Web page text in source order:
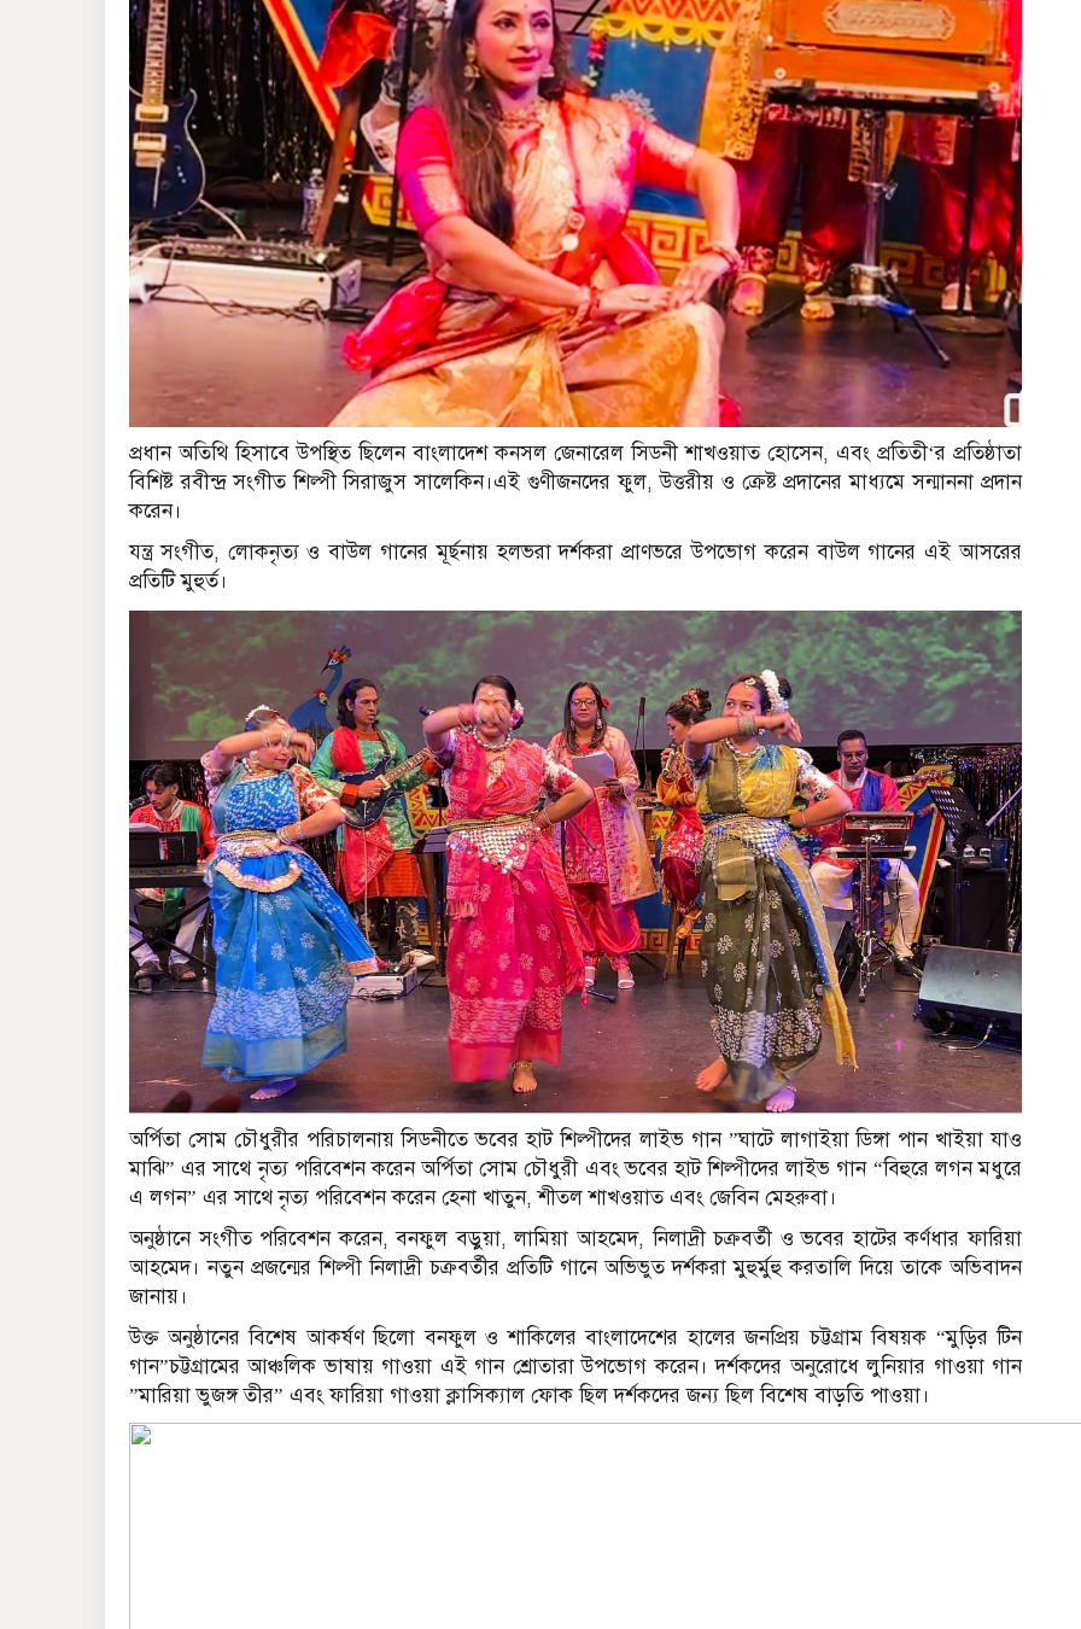
প্রধান অতিথি হিসাবে উপস্থিত ছিলেন বাংলাদেশ কনসল জেনারেল সিডনী শাখওয়াত হোসেন, এবং প্রতিতী‘র প্রতিষ্ঠাতা
বিশিষ্ট রবীন্দ্র সংগীত শিল্পী সিরাজুস সালেকিন।এই গুণীজনদের ফুল, উত্তরীয় ও ক্রেষ্ট প্রদানের মাধ্যমে সন্মাননা প্রদান
করেন।
যন্ত্র সংগীত, লোকনৃত্য ও বাউল গানের মূর্ছনায় হলভরা দর্শকরা প্রাণভরে উপভোগ করেন বাউল গানের এই আসরের
প্রতিটি মুহুর্ত।
অর্পিতা সোম চৌধুরীর পরিচালনায় সিডনীতে ভবের হাট শিল্পীদের লাইভ গান ”ঘাটে লাগাইয়া ডিঙ্গা পান খাইয়া যাও
মাঝি” এর সাথে নৃত্য পরিবেশন করেন অর্পিতা সোম চৌধুরী এবং ভবের হাট শিল্পীদের লাইভ গান “বিহুরে লগন মধুরে
এ লগন” এর সাথে নৃত্য পরিবেশন করেন হেনা খাতুন, শীতল শাখওয়াত এবং জেবিন মেহরুবা।
অনুষ্ঠানে সংগীত পরিবেশন করেন, বনফুল বড়ুয়া, লামিয়া আহমেদ, নিলাদ্রী চক্রবর্তী ও ভবের হাটের কর্ণধার ফারিয়া
আহমেদ। নতুন প্রজন্মের শিল্পী নিলাদ্রী চক্রবর্তীর প্রতিটি গানে অভিভুত দর্শকরা মুহুর্মুহু করতালি দিয়ে তাকে অভিবাদন
জানায়।
উক্ত অনুষ্ঠানের বিশেষ আকর্ষণ ছিলো বনফুল ও শাকিলের বাংলাদেশের হালের জনপ্রিয় চট্টগ্রাম বিষয়ক “মুড়ির টিন
গান”চট্টগ্রামের আঞ্চলিক ভাষায় গাওয়া এই গান শ্রোতারা উপভোগ করেন। দর্শকদের অনুরোধে লুনিয়ার গাওয়া গান
”মারিয়া ভুজঙ্গ তীর” এবং ফারিয়া গাওয়া ক্লাসিক্যাল ফোক ছিল দর্শকদের জন্য ছিল বিশেষ বাড়তি পাওয়া।